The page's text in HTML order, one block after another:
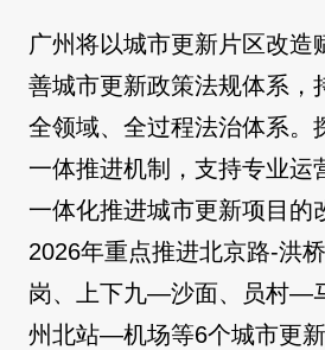
广州将以城市更新片区改造
善城市更新政策法规体系，
全领域、全过程法治体系。
一体推进机制，支持专业运
一体化推进城市更新项目的
2026年重点推进北京路-洪
岗、上下九—沙面、员村—
州北站—机场等6个城市更新